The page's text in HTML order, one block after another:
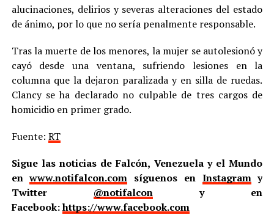
alucinaciones, delirios y severas alteraciones del estado
de ánimo, por lo que no sería penalmente responsable.
Tras la muerte de los menores, la mujer se autolesionó y
cayó desde una ventana, sufriendo lesiones en la
columna que la dejaron paralizada y en silla de ruedas.
Clancy se ha declarado no culpable de tres cargos de
homicidio en primer grado.
Fuente: RT
Sigue las noticias de Falcón, Venezuela y el Mundo
enwww.notifalcon.com síguenos en Instagramy
Twitter @notifalcony en
Facebook:https://www.facebook.com